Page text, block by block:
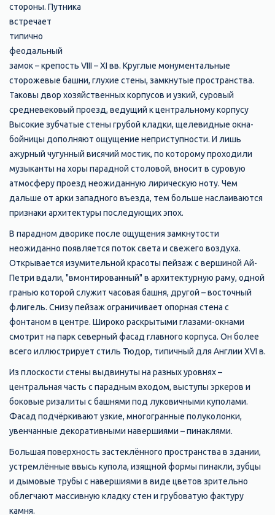
стороны. Путника
встречает
типично
феодальный
замок – крепость VIII – XI вв. Круглые монументальные
сторожевые башни, глухие стены, замкнутые пространства.
Таковы двор хозяйственных корпусов и узкий, суровый
средневековый проезд, ведущий к центральному корпусу
Высокие зубчатые стены грубой кладки, щелевидные окна-
бойницы дополняют ощущение неприступности. И лишь
ажурный чугунный висячий мостик, по которому проходили
музыканты на хоры парадной столовой, вносит в суровую
атмосферу проезд неожиданную лирическую ноту. Чем
дальше от арки западного въезда, тем больше наслаиваются
признаки архитектуры последующих эпох.
В парадном дворике после ощущения замкнутости
неожиданно появляется поток света и свежего воздуха.
Открывается изумительной красоты пейзаж с вершиной Ай-
Петри вдали, "вмонтированный" в архитектурную раму, одной
гранью которой служит часовая башня, другой – восточный
флигель. Снизу пейзаж ограничивает опорная стена с
фонтаном в центре. Широко раскрытыми глазами-окнами
смотрит на парк северный фасад главного корпуса. Он более
всего иллюстрирует стиль Тюдор, типичный для Англии XVI в.
Из плоскости стены выдвинуты на разных уровнях –
центральная часть с парадным входом, выступы эркеров и
боковые ризалиты с башнями под луковичными куполами.
Фасад подчёркивают узкие, многогранные полуколонки,
увенчанные декоративными навершиями – пинаклями.
Большая поверхность застеклённого пространства в здании,
устремлённые ввысь купола, изящной формы пинакли, зубцы
и дымовые трубы с навершиями в виде цветов зрительно
облегчают массивную кладку стен и грубоватую фактуру
камня.